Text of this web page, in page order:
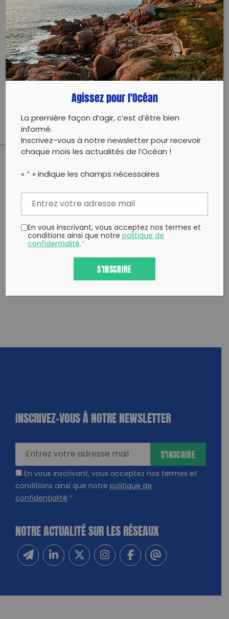
L e déroulé de l’opération ?
1 3h30 : accueil de tout le monde (pas de pique-
nique / repas prévu)
1 3h45 : échauffement crossfit / yoga ou autre (à la
recherche d’un·e coach)
1 4h00 : distribution du matériel & début du
ramassage
1 5h00 : fin du ramassage et tri des déchets
15h30 : photo finale & distribution des cadeaux pour
les déchets originaux
PARTAGER CET ARTICLE:
Copy to clipboard
INSCRIVEZ-VOUS À NOTRE NEWSLETTER
En vous inscrivant, vous acceptez nos termes et
conditions ainsi que notre politique de
confidentialité.*
S'INSCRIRE
NOTRE ACTUALITÉ SUR LES RÉSEAUX
Agissez pour l'Océan
La première façon d’agir, c’est d’être bien
informé.
Inscrivez-vous à notre newsletter pour recevoir
chaque mois les actualités de l’Océan !
« * » indique les champs nécessaires
En vous inscrivant, vous acceptez nos termes et
conditions ainsi que notrepolitique de
confidentialité.*
S'INSCRIRE